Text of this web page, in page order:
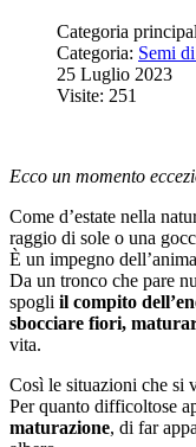
Categoria
Categoria: Semi
25 Luglio 2023
Visite: 251
Ecco un momento
Come d’estate nella
raggio di sole o una
È un impegno
Da un tronco che pare
spogli il compito
sbocciare fiori,
vita.
Così le situazioni che si
Per quanto difficoltose
maturazione, di far